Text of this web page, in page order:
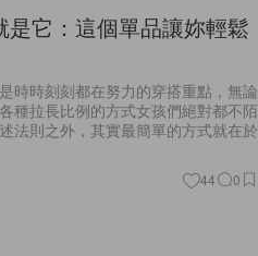
它：這個單品讓妳輕鬆
時時刻刻都在努力的穿搭重點，無論
種拉長比例的方式女孩們絕對都不陌
法則之外，其實最簡單的方式就在於
44 0